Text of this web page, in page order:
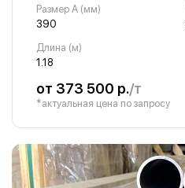
Размер A (мм)
390
Длина (м)
1.18
от 373 500 р./т
*актуальная цена по запросу